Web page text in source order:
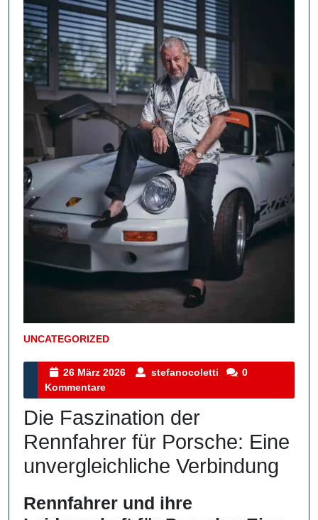
UNCATEGORIZED
Kategorie
26 März 2026
26
2026
stefanocoletti stefanocoletti
0
Kommentare
Die Faszination der
Rennfahrer für Porsche: Eine
unvergleichliche Verbindung
Rennfahrer und ihre